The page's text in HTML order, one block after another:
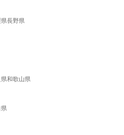
県長野県
和歌山県
県